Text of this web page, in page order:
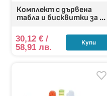
Комплект с дървена
табла и бисквитки за ...
30,12€ /
58,91 лв.
Купи